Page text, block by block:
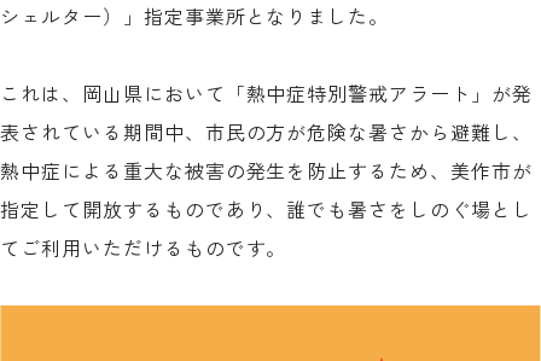
シェルター）」指定事業所となりました。
これは、岡山県において「熱中症特別警戒アラート」が発
表されている期間中、市民の方が危険な暑さから避難し、
熱中症による重大な被害の発生を防止するため、美作市が
指定して開放するものであり、誰でも暑さをしのぐ場とし
てご利用いただけるものです。